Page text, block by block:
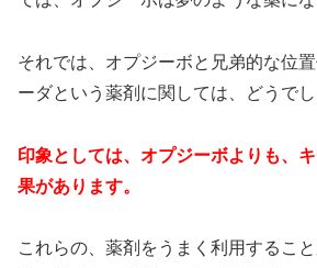
それでは、オプジーボと兄弟的な位
ーダという薬剤に関しては、どうでし
印象としては、オプジーボよりも、
果があります。
これらの、薬剤をうまく利用するこ